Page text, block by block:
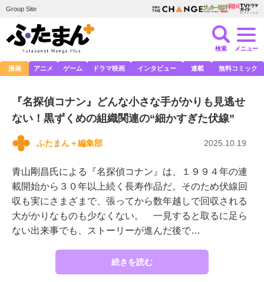
Group Site
検索 メニュー
漫画 アニメ ゲーム ドラマ映画 インタビュー 連載 無料コミック
『名探偵コナン』どんな小さな手がかりも見逃せ
ない！黒ずくめの組織関連の“細かすぎた伏線”
ふたまん＋編集部 2025.10.19
青山剛昌氏による『名探偵コナン』は、１９９４年の連
載開始から３０年以上続く長寿作品だ。そのため伏線回
収も実にさまざまで、張ってから数年越しで回収される
大がかりなものも少なくない。 一見すると取るに足ら
ない出来事でも、ストーリーが進んだ後で…
続きを読む